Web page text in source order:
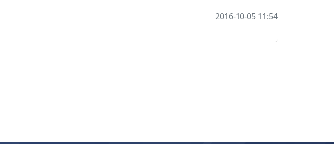
2016-10-05 11:54